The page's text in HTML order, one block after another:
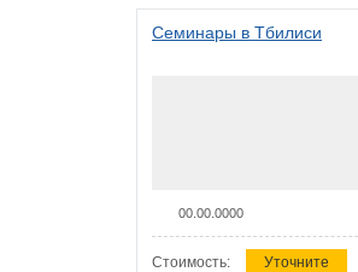
Семинары в Тбилиси
00.00.0000
Стоимость: Уточните